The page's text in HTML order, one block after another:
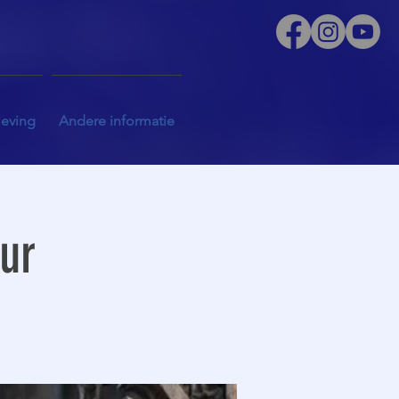
Andere informatie